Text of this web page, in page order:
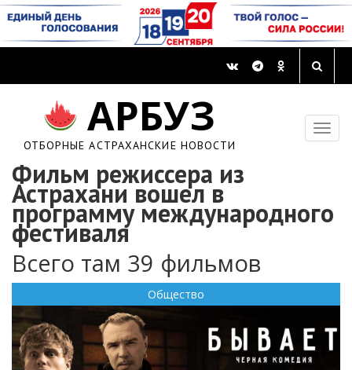
АРБУЗ
ОТБОРНЫЕ АСТРАХАНСКИЕ НОВОСТИ
Фильм режиссера из
Астрахани вошел в
программу международного
фестиваля
Всего там 39 фильмов
Общество